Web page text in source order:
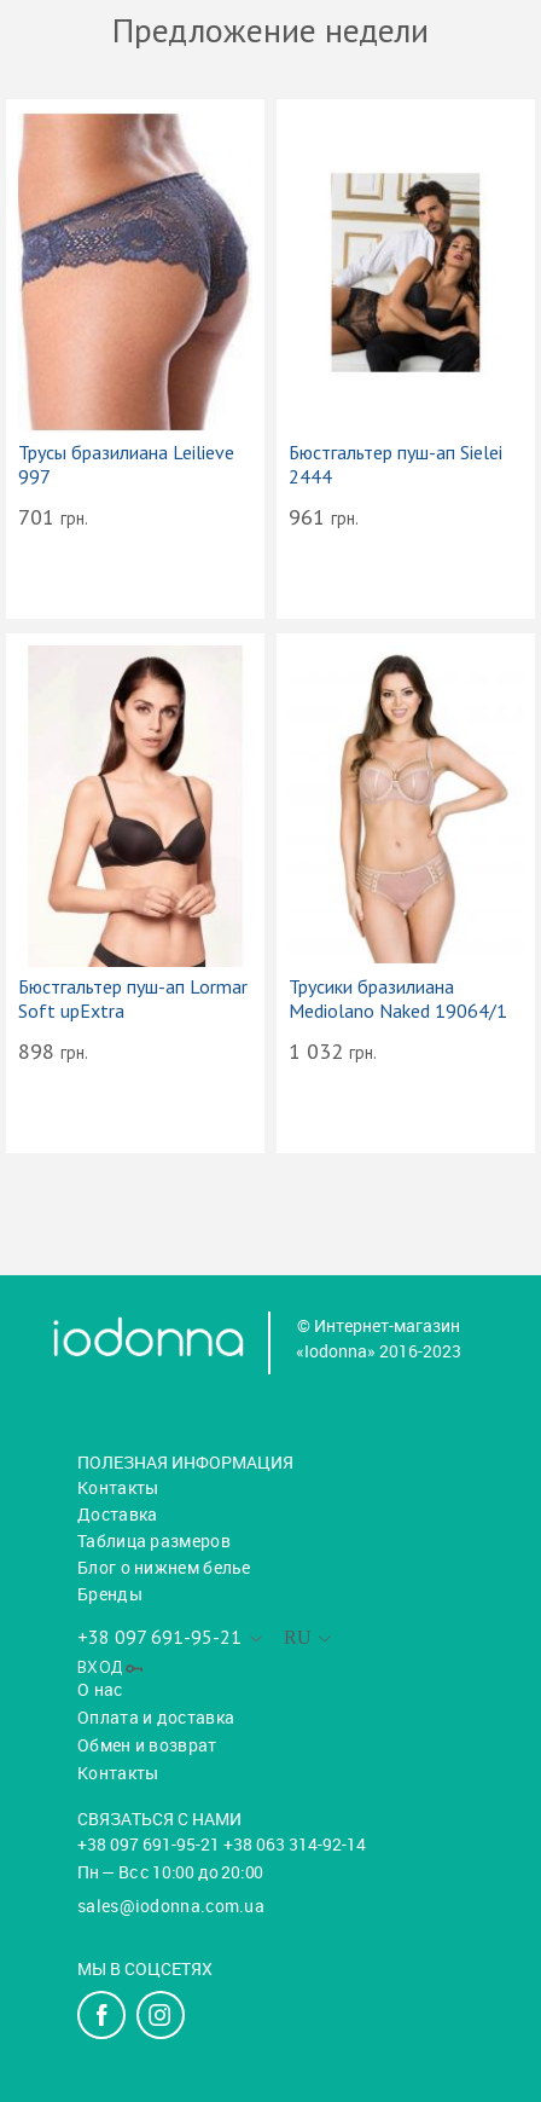
Предложение недели
Трусы бразилиана Leilieve
997
701 грн.
Бюстгальтер пуш-ап Sielei
2444
961 грн.
Бюстгальтер пуш-ап Lormar
Soft upExtra
898 грн.
Трусики бразилиана
Mediolano Naked 19064/1
1 032 грн.
© Интернет-магазин
«Iodonna» 2016-2023
ПОЛЕЗНАЯ ИНФОРМАЦИЯ
Контакты
Доставка
Таблица размеров
Блог о нижнем белье
Бренды
RU
+38 097 691-95-21
ВХОД
О нас
Оплата и доставка
Обмен и возврат
Контакты
СВЯЗАТЬСЯ С НАМИ
+38 097 691-95-21 +38 063 314-92-14
Пн — Вс с 10:00 до 20:00
sales@iodonna.com.ua
МЫ В СОЦСЕТЯХ